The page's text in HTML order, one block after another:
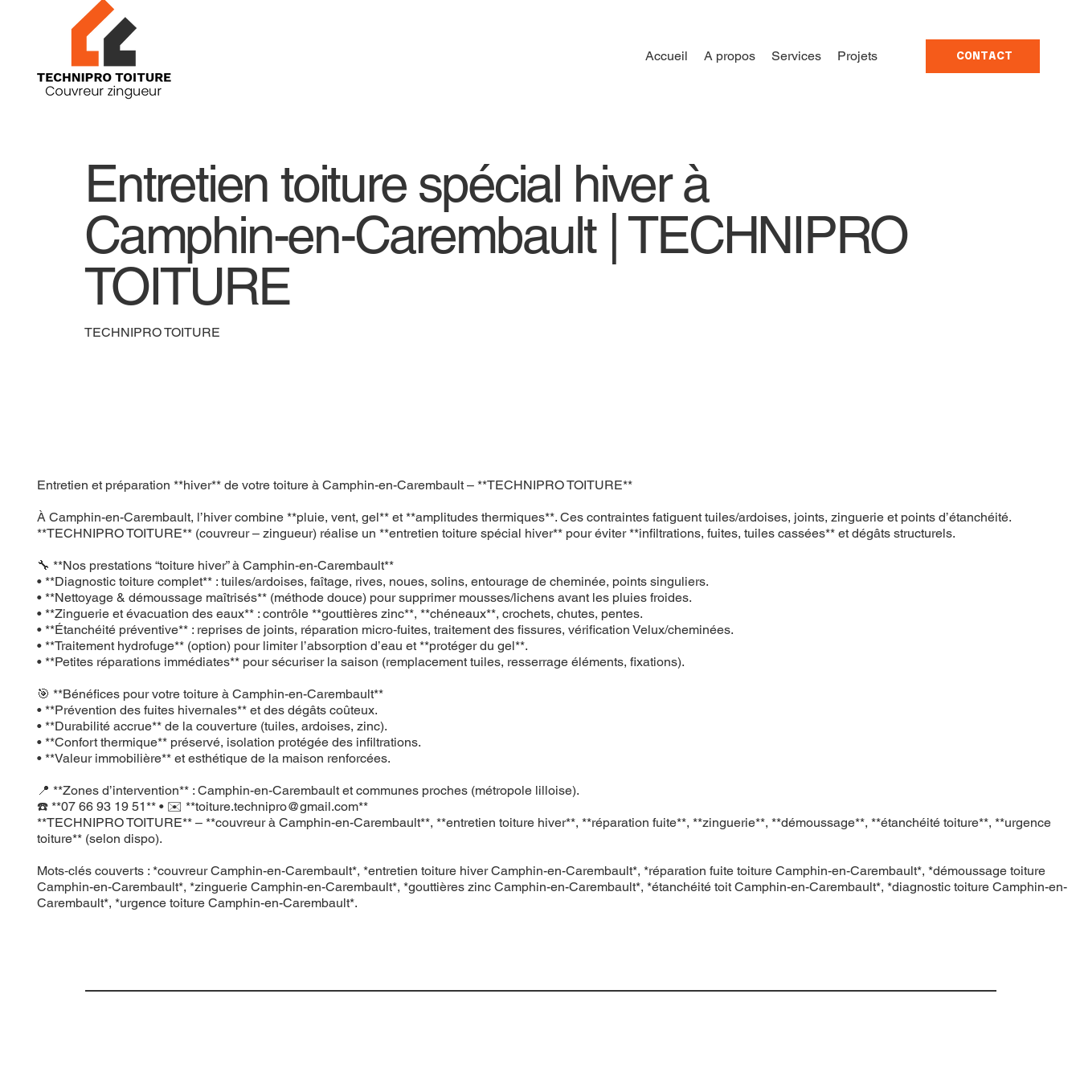
Accueil A propos Services Projets CONTACT
Entretien toiture spécial hiver à
Camphin-en-Carembault | TECHNIPRO
TOITURE
TECHNIPRO TOITURE
Entretien et préparation **hiver** de votre toiture à Camphin-en-Carembault – **TECHNIPRO TOITURE**
À Camphin-en-Carembault, l’hiver combine **pluie, vent, gel** et **amplitudes thermiques**. Ces contraintes fatiguent tuiles/ardoises, joints, zinguerie et points d’étanchéité.
**TECHNIPRO TOITURE** (couvreur – zingueur) réalise un **entretien toiture spécial hiver** pour éviter **infiltrations, fuites, tuiles cassées** et dégâts structurels.
🔧 **Nos prestations “toiture hiver” à Camphin-en-Carembault**
• **Diagnostic toiture complet** : tuiles/ardoises, faîtage, rives, noues, solins, entourage de cheminée, points singuliers.
• **Nettoyage & démoussage maîtrisés** (méthode douce) pour supprimer mousses/lichens avant les pluies froides.
• **Zinguerie et évacuation des eaux** : contrôle **gouttières zinc**, **chéneaux**, crochets, chutes, pentes.
• **Étanchéité préventive** : reprises de joints, réparation micro‑fuites, traitement des fissures, vérification Velux/cheminées.
• **Traitement hydrofuge** (option) pour limiter l’absorption d’eau et **protéger du gel**.
• **Petites réparations immédiates** pour sécuriser la saison (remplacement tuiles, resserrage éléments, fixations).
🎯 **Bénéfices pour votre toiture à Camphin-en-Carembault**
• **Prévention des fuites hivernales** et des dégâts coûteux.
• **Durabilité accrue** de la couverture (tuiles, ardoises, zinc).
• **Confort thermique** préservé, isolation protégée des infiltrations.
• **Valeur immobilière** et esthétique de la maison renforcées.
📍 **Zones d’intervention** : Camphin-en-Carembault et communes proches (métropole lilloise).
☎️ **07 66 93 19 51** • ✉️ **toiture.technipro@gmail.com**
**TECHNIPRO TOITURE** – **couvreur à Camphin-en-Carembault**, **entretien toiture hiver**, **réparation fuite**, **zinguerie**, **démoussage**, **étanchéité toiture**, **urgence
toiture** (selon dispo).
Mots‑clés couverts : *couvreur Camphin-en-Carembault*, *entretien toiture hiver Camphin-en-Carembault*, *réparation fuite toiture Camphin-en-Carembault*, *démoussage toiture
Camphin-en-Carembault*, *zinguerie Camphin-en-Carembault*, *gouttières zinc Camphin-en-Carembault*, *étanchéité toit Camphin-en-Carembault*, *diagnostic toiture Camphin-en-
Carembault*, *urgence toiture Camphin-en-Carembault*.